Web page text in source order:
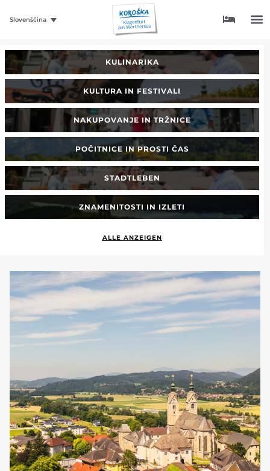
Slovenščina
KULINARIKA
KULTURA IN FESTIVALI
NAKUPOVANJE IN TRŽNICE
POČITNICE IN PROSTI ČAS
STADTLEBEN
ZNAMENITOSTI IN IZLETI
ALLE ANZEIGEN